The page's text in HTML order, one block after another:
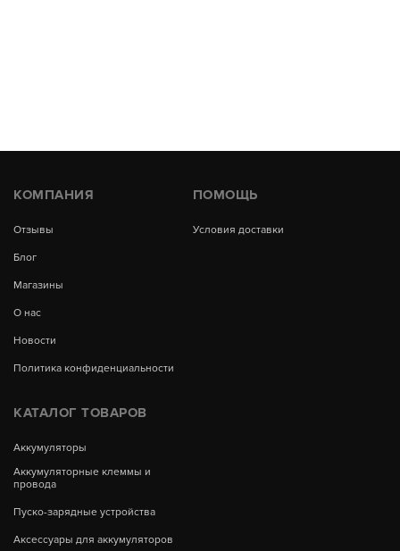
КОМПАНИЯ
Отзывы
Блог
Магазины
О нас
Новости
Политика конфиденциальности
ПОМОЩЬ
Условия доставки
КАТАЛОГ ТОВАРОВ
Аккумуляторы
Аккумуляторные клеммы и
провода
Пуско-зарядные устройства
Аксессуары для аккумуляторов